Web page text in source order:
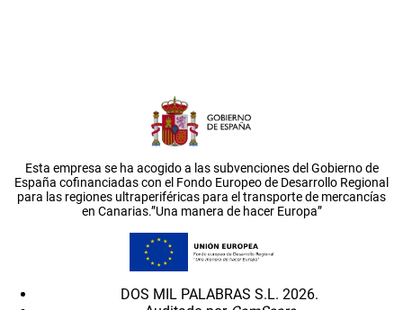
Esta empresa se ha acogido a las subvenciones del Gobierno de
España cofinanciadas con el Fondo Europeo de Desarrollo Regional
para las regiones ultraperiféricas para el transporte de mercancías
en Canarias.”Una manera de hacer Europa”
DOS MIL PALABRAS S.L. 2026.